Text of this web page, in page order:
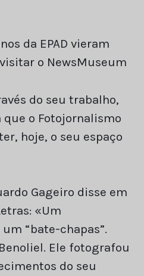
da EPAD vieram
o NewsMuseum
do seu trabalho,
o Fotojornalismo
hoje, o seu espaço
Gageiro disse em
«Um
“bate-chapas”.
Ele fotografou
do seu